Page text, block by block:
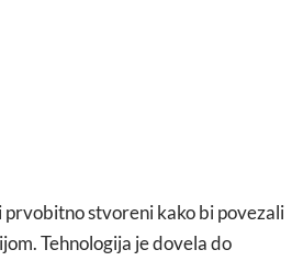
prvobitno stvoreni kako bi povezali
Tehnologija je dovela do